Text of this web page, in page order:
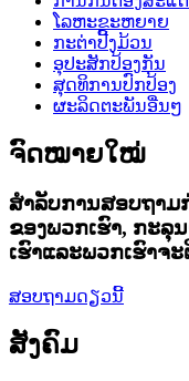
ໂລຫະຂະຫຍາຍ
ກະຕ່າປີ້ງມ້ວນ
ອຸປະສັກປ້ອງກັນ
ສຸດທິການປົກປ້ອງ
ຜະລິດຕະພັນອື່ນໆ
ຈົດໝາຍໃໝ່
ສໍາ​ລັບ​ການ​ສອບ​ຖາ
ຂອງ​ພວກ​ເຮົາ​, ກະ​ລຸ​
ເຮົາ​ແລະ​ພວກ​ເຮົາ​ຈ
ສອບຖາມດຽວນີ້
ສັງຄົມ